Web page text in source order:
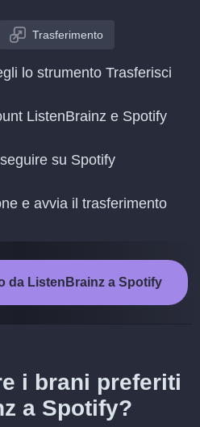
Trasferimento
lo strumento Trasferisci
ListenBrainz e Spotify
su Spotify
e avvia il trasferimento
da ListenBrainz a Spotify
i brani preferiti
a Spotify?